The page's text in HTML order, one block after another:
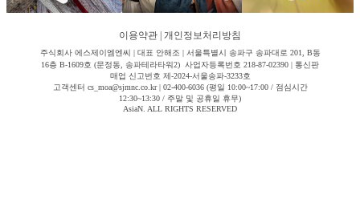
이용약관 개인정보처리방침
주식회사 에스제이엠엔씨 | 대표 안해조 | 서울특별시 송파구 송파대로 201, B동
16층 B-1609호 (문정동, 송파테라타워2) 사업자등록번호 218-87-02390 | 통신판
매업 신고번호 제-2024-서울송파-3233호
고객센터 cs_moa@sjmnc.co.kr | 02-400-6036 (평일 10:00~17:00 / 점심시간
12:30~13:30 / 주말 및 공휴일 휴무)
AsiaN. ALL RIGHTS RESERVED